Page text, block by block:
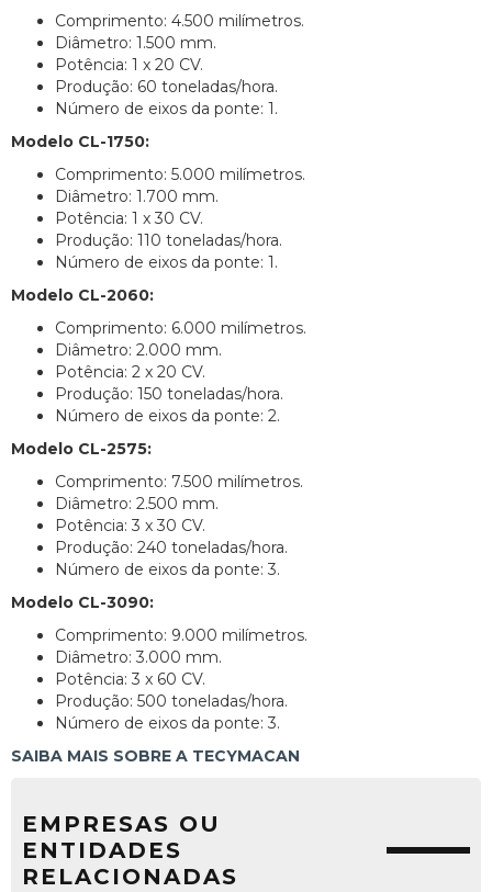
Comprimento: 4.500 milímetros.
Diâmetro: 1.500 mm.
Potência: 1 x 20 CV.
Produção: 60 toneladas/hora.
Número de eixos da ponte: 1.
Modelo CL-1750:
Comprimento: 5.000 milímetros.
Diâmetro: 1.700 mm.
Potência: 1 x 30 CV.
Produção: 110 toneladas/hora.
Número de eixos da ponte: 1.
Modelo CL-2060:
Comprimento: 6.000 milímetros.
Diâmetro: 2.000 mm.
Potência: 2 x 20 CV.
Produção: 150 toneladas/hora.
Número de eixos da ponte: 2.
Modelo CL-2575:
Comprimento: 7.500 milímetros.
Diâmetro: 2.500 mm.
Potência: 3 x 30 CV.
Produção: 240 toneladas/hora.
Número de eixos da ponte: 3.
Modelo CL-3090:
Comprimento: 9.000 milímetros.
Diâmetro: 3.000 mm.
Potência: 3 x 60 CV.
Produção: 500 toneladas/hora.
Número de eixos da ponte: 3.
SAIBA MAIS SOBRE A TECYMACAN
EMPRESAS OU
ENTIDADES
RELACIONADAS